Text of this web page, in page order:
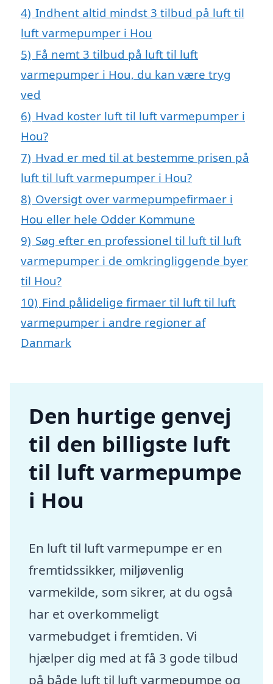
4) Indhent altid mindst 3 tilbud på luft til
luft varmepumper i Hou
5) Få nemt 3 tilbud på luft til luft
varmepumper i Hou, du kan være tryg
ved
6) Hvad koster luft til luft varmepumper i
Hou?
7) Hvad er med til at bestemme prisen på
luft til luft varmepumper i Hou?
8) Oversigt over varmepumpefirmaer i
Hou eller hele Odder Kommune
9) Søg efter en professionel til luft til luft
varmepumper i de omkringliggende byer
til Hou?
10) Find pålidelige firmaer til luft til luft
varmepumper i andre regioner af
Danmark
Den hurtige genvej
til den billigste luft
til luft varmepumpe
i Hou
En luft til luft varmepumpe er en
fremtidssikker, miljøvenlig
varmekilde, som sikrer, at du også
har et overkommeligt
varmebudget i fremtiden. Vi
hjælper dig med at få 3 gode tilbud
på både luft til luft varmepumpe og